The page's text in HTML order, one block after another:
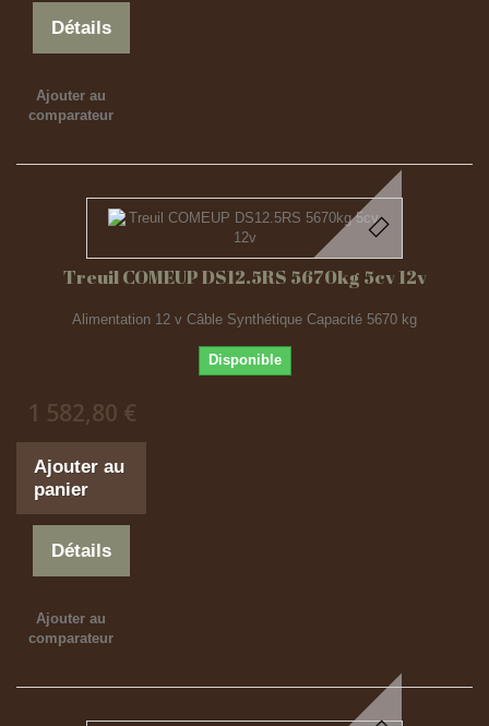
Détails
Ajouter au
comparateur
Treuil COMEUP DS12.5RS 5670kg 5cv 12v
Alimentation 12 v Câble Synthétique Capacité 5670 kg
Disponible
1 582,80 €
Ajouter au
panier
Détails
Ajouter au
comparateur